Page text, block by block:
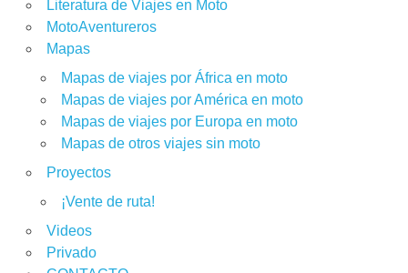
Literatura de Viajes en Moto
MotoAventureros
Mapas
Mapas de viajes por África en moto
Mapas de viajes por América en moto
Mapas de viajes por Europa en moto
Mapas de otros viajes sin moto
Proyectos
¡Vente de ruta!
Videos
Privado